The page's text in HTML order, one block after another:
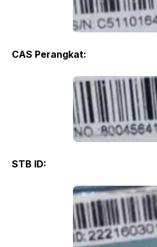
CAS Perangkat:
STB ID: